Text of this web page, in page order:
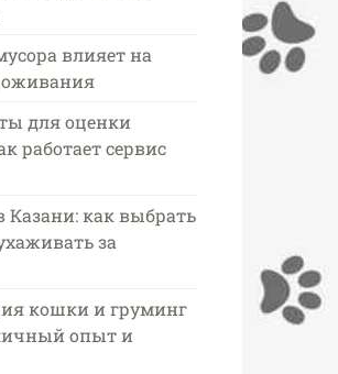
влияет на
для оценки
работает сервис
Казани: как выбрать
за
кошки и груминг
опыт и